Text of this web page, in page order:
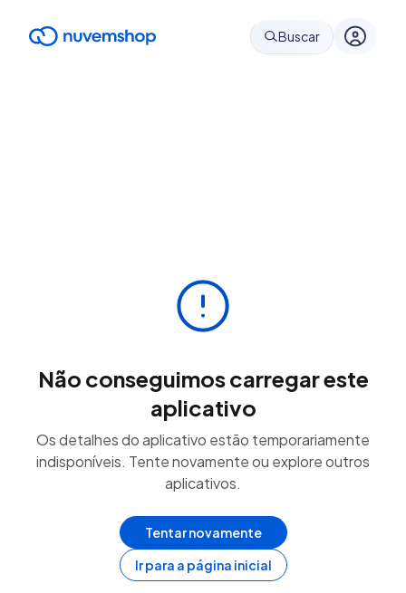
Buscar
Não conseguimos carregar este
aplicativo
Os detalhes do aplicativo estão temporariamente
indisponíveis. Tente novamente ou explore outros
aplicativos.
Tentar novamente
Ir para a página inicial